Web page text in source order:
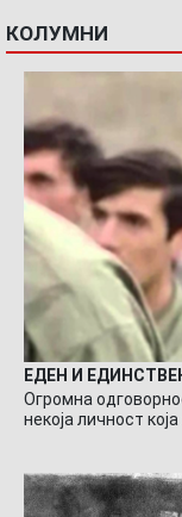
КОЛУМНИ
ЕДЕН И
Огромна
некоја личност